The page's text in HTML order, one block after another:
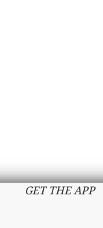
GET THE APP